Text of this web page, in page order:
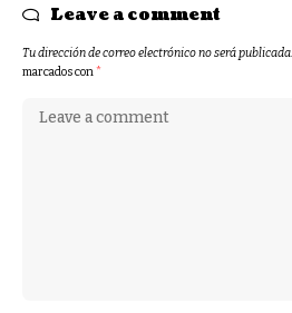
Leave a comment
Tu dirección de correo electrónico no será publicada.
marcados con *